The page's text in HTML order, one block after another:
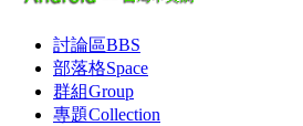
討論區BBS
部落格Space
群組Group
專題Collection